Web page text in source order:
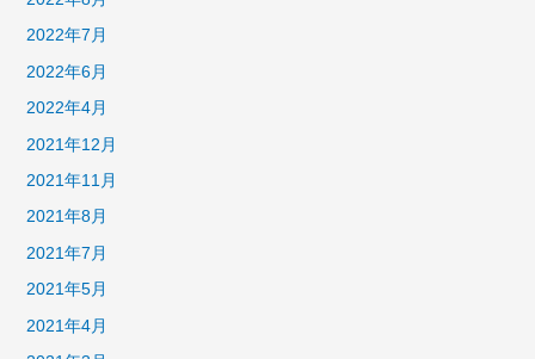
2022年7月
2022年6月
2022年4月
2021年12月
2021年11月
2021年8月
2021年7月
2021年5月
2021年4月